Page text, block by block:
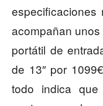
acompañan
portátil de
de 13″ por
todo indica